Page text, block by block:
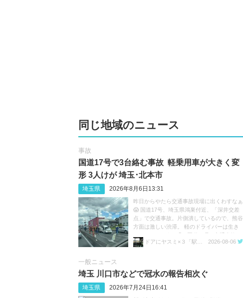
同じ地域のニュース
事故
国道17号で3台絡む事故 軽乗用車が大きく変
形 3人けが 埼玉･北本市
埼玉県 2026年8月6日13:31
昨日からやたら交通事故現場に出くわすなぁ
😱 国道17号、埼玉県鴻巣付近、「深井交差
点」で交通事故。片側潰しているので、熊谷
方面は激しい渋滞。 軽のドライバーは生き
ているのだろうか😓 #国道17号 #交通事故 #
渋滞 https://t.co/sGeXdbCMfk
2026-08-06
一般ニュース
埼玉 川口市などで冠水の報告相次ぐ
埼玉県 2026年7月24日16:41